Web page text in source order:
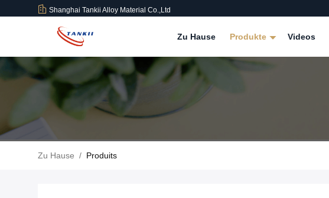
Shanghai Tankii Alloy Material Co.,Ltd
Zu Hause Produkte Videos
Zu Hause / Produits